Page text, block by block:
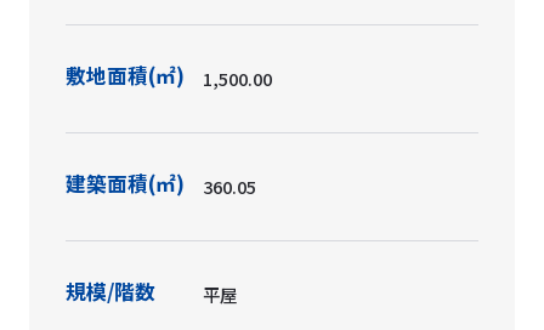
敷地面積(㎡) 1,500.00
建築面積(㎡) 360.05
規模/階数 平屋